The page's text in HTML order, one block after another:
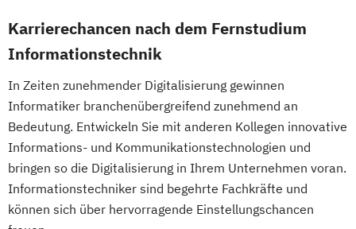
Management
Tax Management
Technical Management*
Technische Gebäudeausstattung
Technische Informatik
Technisches Management
Karrierechancen nach dem Fernstudium
Informationstechnik
In Zeiten zunehmender Digitalisierung gewinnen
Informatiker branchenübergreifend zunehmend an
Bedeutung. Entwickeln Sie mit anderen Kollegen innovative
Informations- und Kommunikationstechnologien und
bringen so die Digitalisierung in Ihrem Unternehmen voran.
Informationstechniker sind begehrte Fachkräfte und
können sich über hervorragende Einstellungschancen